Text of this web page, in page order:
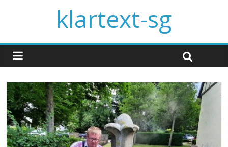
klartext-sg